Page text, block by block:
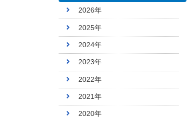
2026年
2025年
2024年
2023年
2022年
2021年
2020年